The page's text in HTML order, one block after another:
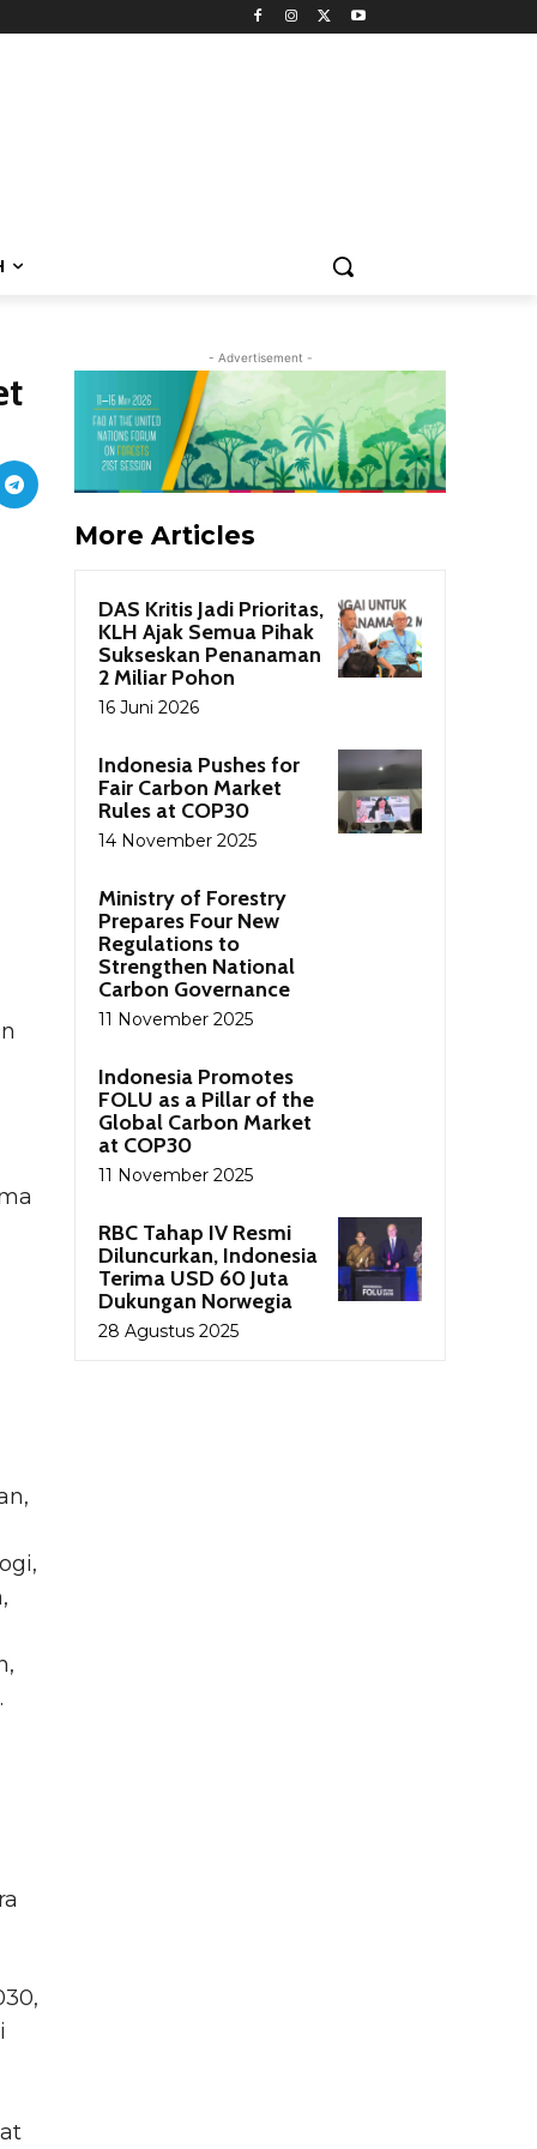
- Advertisement -
More Articles
DAS Kritis Jadi Prioritas,
KLH Ajak Semua Pihak
Sukseskan Penanaman
2 Miliar Pohon
16 Juni 2026
Indonesia Pushes for
Fair Carbon Market
Rules at COP30
14 November 2025
Ministry of Forestry
Prepares Four New
Regulations to
Strengthen National
Carbon Governance
11 November 2025
Indonesia Promotes
FOLU as a Pillar of the
Global Carbon Market
at COP30
11 November 2025
RBC Tahap IV Resmi
Diluncurkan, Indonesia
Terima USD 60 Juta
Dukungan Norwegia
28 Agustus 2025